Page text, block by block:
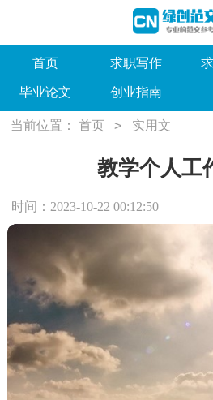
首页 求职写作
毕业论文 创业指南
当前位置： 首页 > 实用文
教学个人工
时间：2023-10-22 00:12:50